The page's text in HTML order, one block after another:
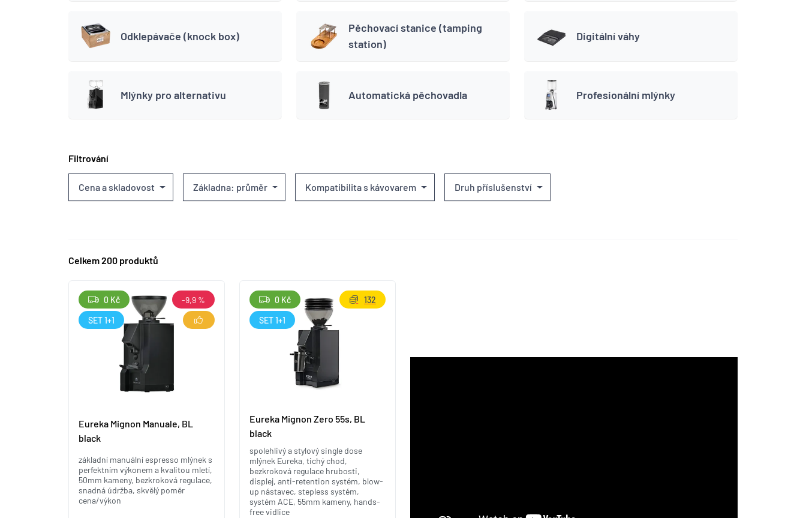
Odklepávače (knock box)
Pěchovací stanice (tamping
station)
Digitální váhy
Mlýnky pro alternativu Automatická pěchovadla Profesionální mlýnky
Filtrování
Cena a skladovost Základna: průměr Kompatibilita s kávovarem Druh příslušenství
Celkem 200 produktů
Eureka Mignon Manuale, BL
black
základní manuální espresso mlýnek s
perfektním výkonem a kvalitou mletí,
50mm kameny, bezkroková regulace,
snadná údržba, skvělý poměr
cena/výkon
0 Kč
SET 1+1
-9,9 %
Eureka Mignon Zero 55s, BL
black
spolehlivý a stylový single dose
mlýnek Eureka, tichý chod,
bezkroková regulace hrubosti,
displej, anti-retention systém, blow-
up nástavec, stepless systém,
systém ACE, 55mm kameny, hands-
free vidlice
0 Kč
SET 1+1
132